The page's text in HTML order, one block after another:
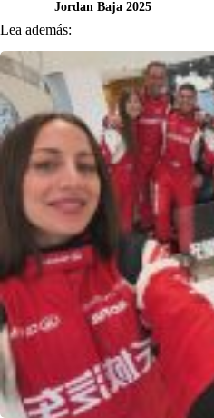
Jordan Baja 2025
Lea además: